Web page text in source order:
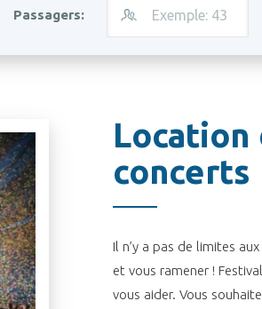
Passagers:
Location
concerts
Il n’y a pas de limites
et vous ramener !
vous aider. Vous